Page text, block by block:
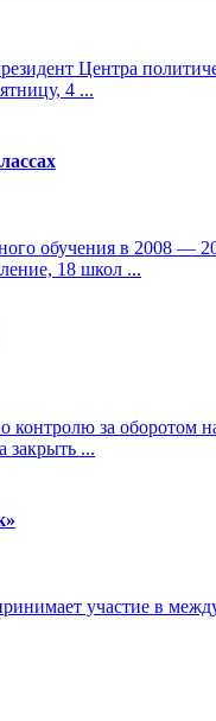
Центра
4 ...
обучения в 2008 —
18 школ ...
за оборотом
закрыть ...
участие в